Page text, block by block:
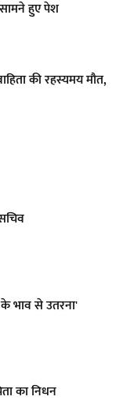
हुए पेश
की रहस्यमय मौत,
भाव से उतरना'
का निधन